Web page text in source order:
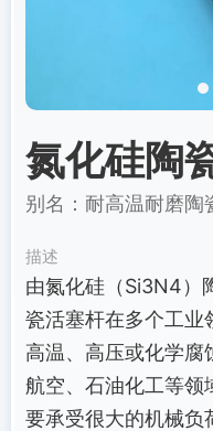
氮化硅陶
别名：耐高温耐磨陶
描述
由氮化硅（Si3N4）
瓷活塞杆在多个工业
高温、高压或化学腐
航空、石油化工等领
要承受很大的机械负